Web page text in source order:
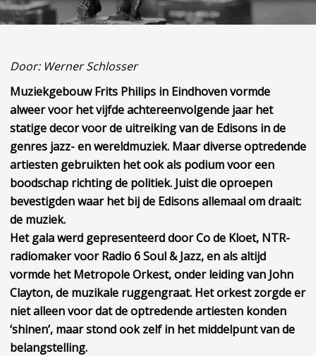
Door: Werner Schlosser
Muziekgebouw Frits Philips in Eindhoven vormde
alweer voor het vijfde achtereenvolgende jaar het
statige decor voor de uitreiking van de Edisons in de
genres jazz- en wereldmuziek. Maar diverse optredende
artiesten gebruikten het ook als podium voor een
boodschap richting de politiek. Juist die oproepen
bevestigden waar het bij de Edisons allemaal om draait:
de muziek.
Het gala werd gepresenteerd door Co de Kloet, NTR-
radiomaker voor Radio 6 Soul & Jazz, en als altijd
vormde het Metropole Orkest, onder leiding van John
Clayton, de muzikale ruggengraat. Het orkest zorgde er
niet alleen voor dat de optredende artiesten konden
‘shinen’, maar stond ook zelf in het middelpunt van de
belangstelling.